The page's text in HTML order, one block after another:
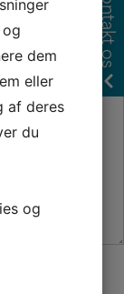
felter er
Kontakt os
dem
eller
af deres
du
og